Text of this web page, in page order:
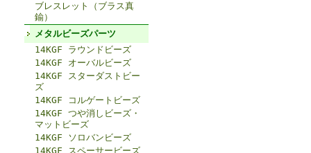
ブレスレット（ブラス真
鍮）
メタルビーズパーツ
14KGF ラウンドビーズ
14KGF オーバルビーズ
14KGF スターダストビー
ズ
14KGF コルゲートビーズ
14KGF つや消しビーズ・
マットビーズ
14KGF ソロバンビーズ
14KGF スペーサービーズ